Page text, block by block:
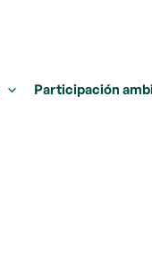
Participación